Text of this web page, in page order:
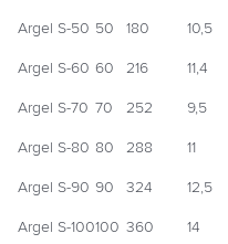
Argel S-50 50 180 10,5
Argel S-60 60 216 11,4
Argel S-70 70 252 9,5
Argel S-80 80 288 11
Argel S-90 90 324 12,5
Argel S-100100 360 14